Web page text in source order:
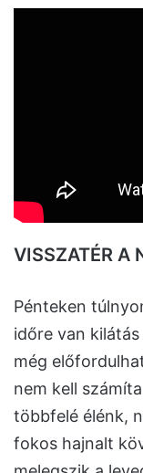
VISSZATÉR A
Pénteken
időre van
még
nem kell
többfelé élénk,
fokos hajnalt